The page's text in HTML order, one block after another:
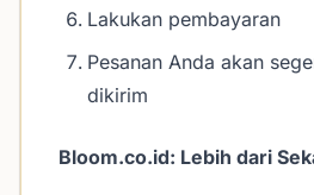
Lakukan pembayaran
Pesanan Anda akan
dikirim
Bloom.co.id: Lebih dari